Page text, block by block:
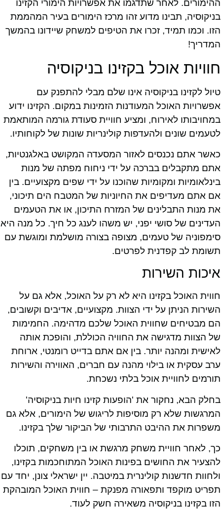
ההימורים. לאחר שתדגמו את אפשרויות הימורי הקזינו
בניקוסיה, תבינו מדוע זהו מרכז הימורים בעיר המהממת
הזו. וכמו תמיד, זכרו את הטיפים למשחק שיידונו בהמשך
המדריך!
חוויות אוכל בקזינו בניקוסיה
טיול לקזינו בניקוסיה אינו שלם מבלי להתפנק עם
אפשרויות האוכל המעודנות הזמינות במקום. הקזינו ידוע
במחויבותו לאירוח, ומציע חוויית סעודת גורמה המותאמת
לטעמים שונים ולהעדפות קולינריות שונות של לקוחותיו.
כאשר אתם נכנסים לאזור המסעדה המקושט באלגנטיות,
אתם מתקבלים בברכה על ידי ניחוח מפתה של מנות
בינלאומיות ומקומיות שהוכנו על ידי שפים מקצועיים. בין
אם אתם מעדיפים את החיוניות של המטבח הים תיכוני,
את מנות התבלינים של המזרח התיכון, או את הטעמים
העדינים של סושי יפני, יש משהו לענג כל חיך. כל מנה היא
סימפוניה של טעמים, מצופה בצורה מושלמת ומוגשת עם
תשומת לב קפדנית לפרטים.
איכות השירות
חווית האוכל בקזינו היא לא רק על האוכל, אלא גם על
השירות הניתן על ידי הצוות. מקצועיים, אדיבים וקשובים,
הם מבטיחים שחווית האוכל שלכם מדהימה. החמימות
של הצוות מדגישה את החוויה הכוללת, והופכת אותה
לאישית ומהנה יותר. בין אם אתם בדייט רומנטי, ארוחת
ערב עסקית או בילוי מהנה עם חברים, האווירה והשירות
תורמים לחוויית אוכל בלתי נשכחת.
בחלק הבא, נחקור את 'הופעות קזינו חיות בניקוסיה'
המרגשות שלא רק מוסיפות לריגוש של הימורים, אלא גם
משפרות את ההיבט התרבותי של הביקור שלך בקזינו.
כך, לאחר חוויית משחק מרגשת או בין משחקים, תוכלו
להצעיר את החושים בפינות האוכל המתוחכמות בקזינו,
ולחוות חדשנות קולינרית במיטבה. יין ישראלי צונן, יחד עם
תפריט מוקפד ותפאורה מפנקת – חווית האוכל המובהקת
הזו בקזינו בניקוסיה משאירה חשק לעוד.